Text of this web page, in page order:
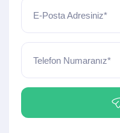
E-Posta Adresiniz*
Telefon Numaranız*